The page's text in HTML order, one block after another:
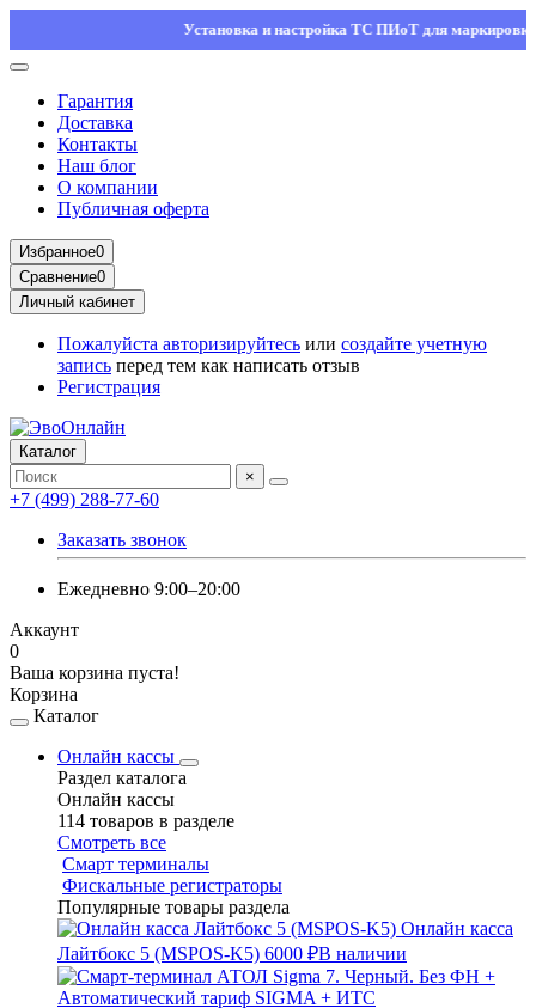
Установка и настройка ТС ПИоТ для маркировки —
Гарантия
Доставка
Контакты
Наш блог
О компании
Публичная оферта
Избранное0
Сравнение0
Личный кабинет
Пожалуйста авторизируйтесь или создайте учетную
запись перед тем как написать отзыв
Регистрация
Каталог
×
+7 (499) 288-77-60
Заказать звонок
Ежедневно 9:00–20:00
Аккаунт
0
Ваша корзина пуста!
Корзина
Каталог
Онлайн кассы
Раздел каталога
Онлайн кассы
114 товаров в разделе
Смотреть все
Смарт терминалы
Фискальные регистраторы
Популярные товары раздела
Онлайн касса
Лайтбокс 5 (MSPOS-K5) 6000 ₽В наличии